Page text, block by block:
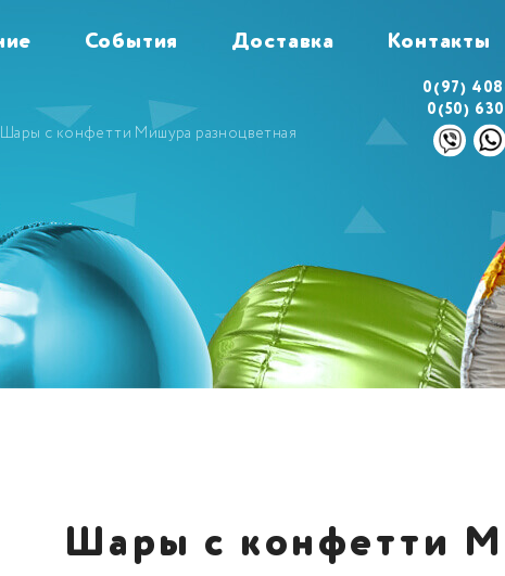
События Доставка Контакты
0(97)
0(50)
Шары с конфетти Мишура разноцветная
Шары с конфетти